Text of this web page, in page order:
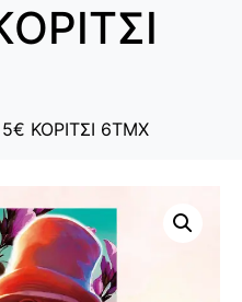
5€ ΚΟΡΙΤΣΙ 6ΤΜΧ